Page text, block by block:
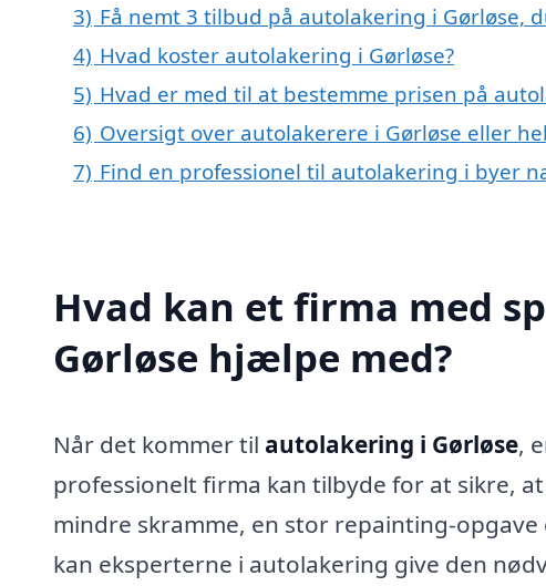
3) Få nemt 3 tilbud på autolakering i Gørløse,
4) Hvad koster autolakering i Gørløse?
5) Hvad er med til at bestemme prisen på
6) Oversigt over autolakerere i Gørløse eller
7) Find en professionel til autolakering i byer
Hvad kan et firma med
Gørløse hjælpe med?
Når det kommer til autolakering i Gørløse,
professionelt firma kan tilbyde for at sikre,
mindre skramme, en stor repainting-
kan eksperterne i autolakering give den